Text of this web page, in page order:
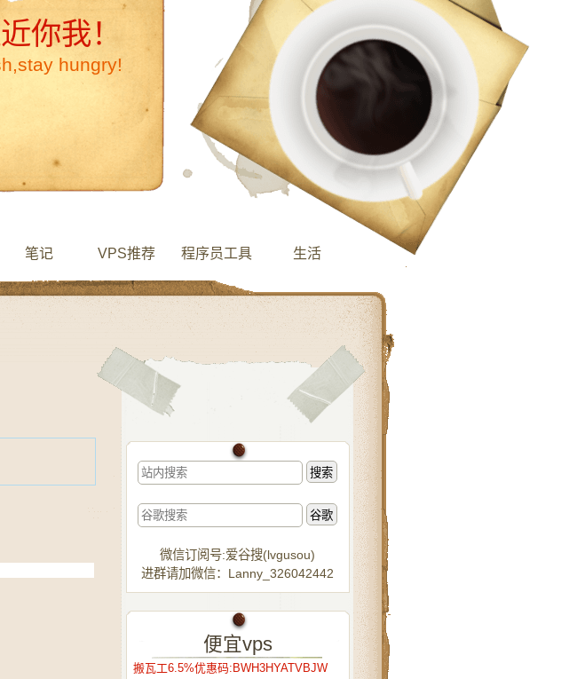
你我！
hungry!
笔记 VPS推荐 程序员工具 生活
微信订阅号:爱谷搜(lvgusou)
进群请加微信：Lanny_326042442
便宜vps
搬瓦工6.5%优惠码:BWH3HYATVBJW